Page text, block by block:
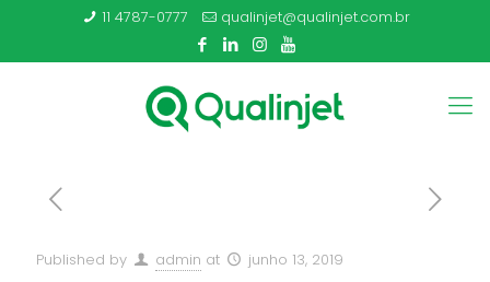
11 4787-0777 qualinjet@qualinjet.com.br
Published by admin at junho 13, 2019